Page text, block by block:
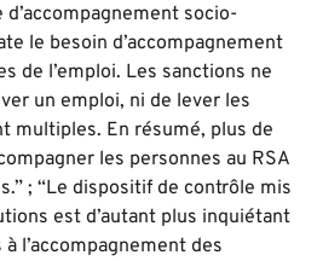
socio-
le besoin d’accompagnement
de l’emploi. Les sanctions ne
un emploi, ni de lever les
multiples. En résumé, plus de
les personnes au RSA
; “Le dispositif de contrôle mis
est d’autant plus inquiétant
l’accompagnement des